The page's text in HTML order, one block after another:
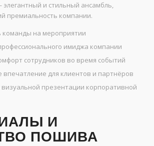
и стильный ансамбль,
премиальность компании.
команды на мероприятии
имиджа компании
сотрудников во время событий
впечатление для клиентов и партнёров
презентации корпоративной
И
ПОШИВА